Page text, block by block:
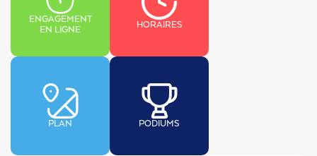
ENGAGEMENT
EN LIGNE
HORAIRES
PLAN PODIUMS